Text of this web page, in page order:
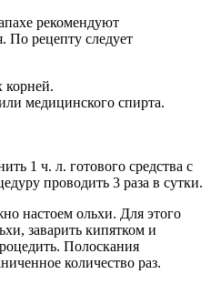
рекомендуют
По рецепту следует
корней.
медицинского спирта.
1 ч. л. готового средства с
проводить 3 раза в сутки.
настоем ольхи. Для этого
заварить кипятком и
Полоскания
количество раз.